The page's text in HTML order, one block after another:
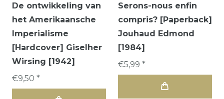
De ontwikkeling van
het Amerikaansche
Imperialisme
[Hardcover] Giselher
Wirsing [1942]
€9,50 *
Serons-nous enfin
compris? [Paperback]
Jouhaud Edmond
[1984]
€5,99 *